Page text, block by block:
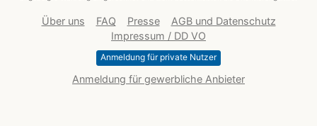
Über uns FAQ Presse
AGB und Datenschutz
Impressum / DD VO
Anmeldung für private Nutzer
Anmeldung für gewerbliche Anbieter